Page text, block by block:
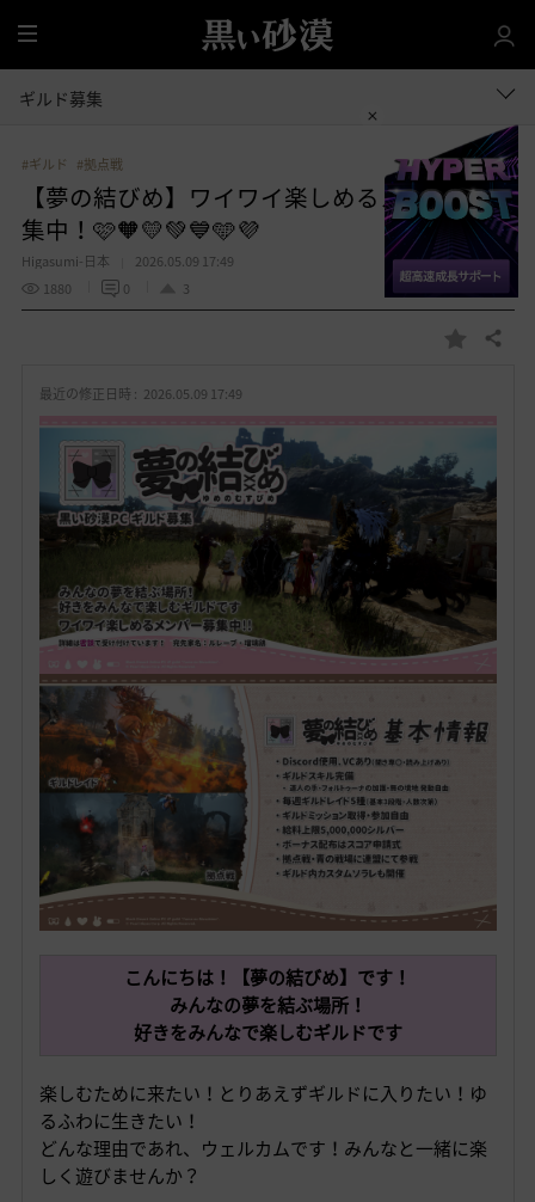
全
体
ギルド募集
#ギルド #拠点戦
【夢の結びめ】ワイワイ楽しめるメンバー募
集中！🩷🧡💛💚💙🩵💜
Higasumi-日本
2026.05.09 17:49
1880
0 3
お
り
共有する
最近の修正日時 : 2026.05.09 17:49
こんにちは！【夢の結びめ】です！
みんなの夢を結ぶ場所！
好きをみんなで楽しむギルドです
楽しむために来たい！とりあえずギルドに入りたい！ゆ
るふわに生きたい！
どんな理由であれ、ウェルカムです！みんなと一緒に楽
しく遊びませんか？